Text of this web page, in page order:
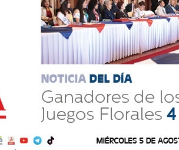
Contáctanos LA VOZ 25
Desaparecida Alerta Isabel-
Guzmán